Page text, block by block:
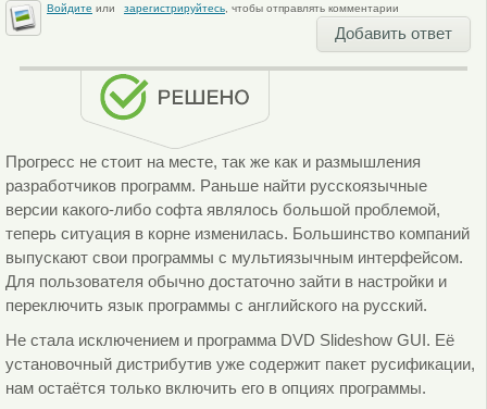
Войдите или зарегистрируйтесь, чтобы отправлять комментарии
Добавить ответ
Прогресс не стоит на месте, так же как и размышления
разработчиков программ. Раньше найти русскоязычные
версии какого-либо софта являлось большой проблемой,
теперь ситуация в корне изменилась. Большинство компаний
выпускают свои программы с мультиязычным интерфейсом.
Для пользователя обычно достаточно зайти в настройки и
переключить язык программы с английского на русский.
Не стала исключением и программа DVD Slideshow GUI. Её
установочный дистрибутив уже содержит пакет русификации,
нам остаётся только включить его в опциях программы.